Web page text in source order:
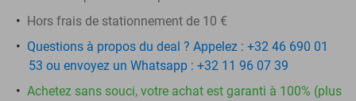
Hors frais de stationnement de 10 €
Questions à propos du deal ? Appelez : +32 46 690 01
53 ou envoyez un Whatsapp : +32 11 96 07 39
Achetez sans souci, votre achat est garanti à 100% (plus